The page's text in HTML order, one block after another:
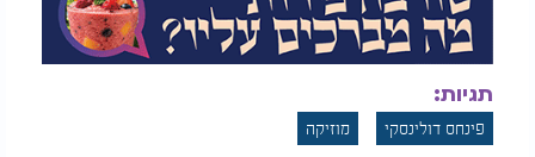
תגיות:
פינחס דולינסקי מוזיקה